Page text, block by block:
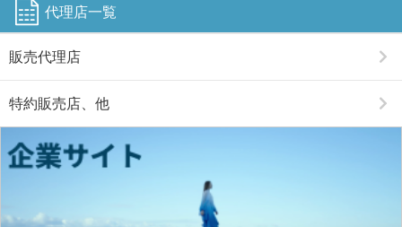
代理店一覧
販売代理店
特約販売店、他